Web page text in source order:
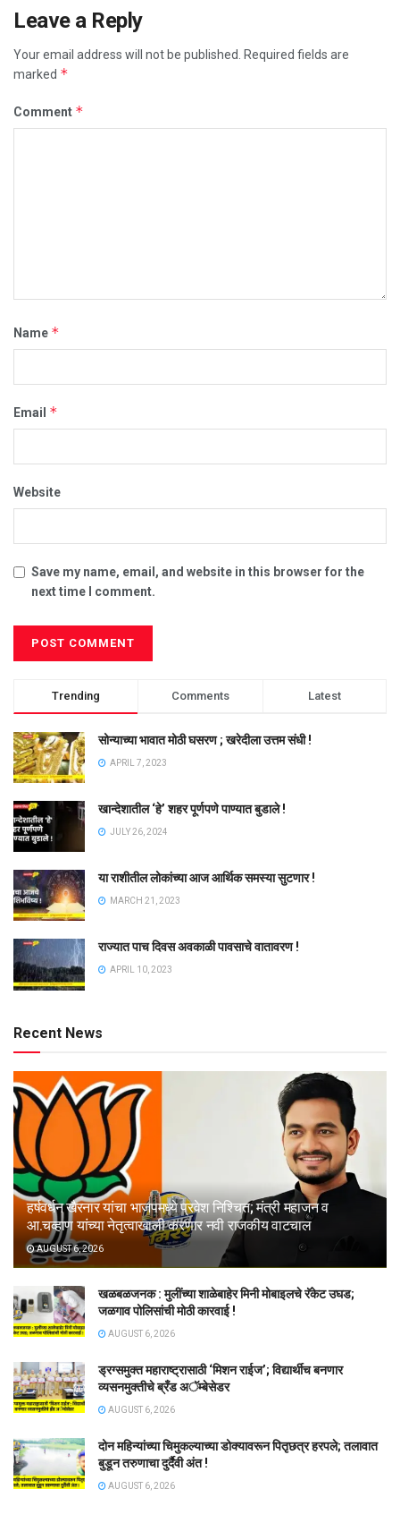
Leave a Reply
Your email address will not be published.
Required fields are
marked *
Comment *
Name *
Email *
Website
Save my name, email, and website in this browser for the
next time I comment.
Trending Comments Latest
सोन्याच्या भावात मोठी घसरण ; खरेदीला उत्तम संधी !
APRIL 7, 2023
खान्देशातील ‘हे’ शहर पूर्णपणे पाण्यात बुडाले !
JULY 26, 2024
या राशीतील लोकांच्या आज आर्थिक समस्या सुटणार !
MARCH 21, 2023
राज्यात पाच दिवस अवकाळी पावसाचे वातावरण !
APRIL 10, 2023
Recent News
हर्षवर्धन खैरनार यांचा भाजपमध्ये प्रवेश निश्चित; मंत्री महाजन व
आ.चव्हाण यांच्या नेतृत्वाखाली करणार नवी राजकीय वाटचाल
AUGUST 6, 2026
खळबळजनक : मुलींच्या शाळेबाहेर मिनी मोबाइलचे रॅकेट उघड;
जळगाव पोलिसांची मोठी कारवाई !
AUGUST 6, 2026
ड्रग्समुक्त महाराष्ट्रासाठी ‘मिशन राईज’; विद्यार्थीच बनणार
व्यसनमुक्तीचे ब्रँड अॅम्बेसेडर
AUGUST 6, 2026
दोन महिन्यांच्या चिमुकल्याच्या डोक्यावरून पितृछत्र हरपले; तलावात
बुडून तरुणाचा दुर्दैवी अंत !
AUGUST 6, 2026